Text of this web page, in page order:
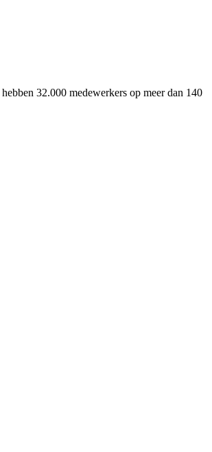
32.000 medewerkers op meer dan 140